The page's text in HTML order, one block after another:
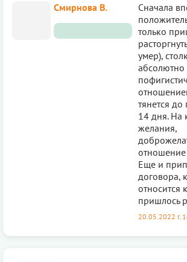
Смирнова В.
Сначала
только
умер),
абсолютно
тянется до
14 дня. На
желания,
отношение
Еще и
договора,
относится
пришлось
20.05.2022 г.